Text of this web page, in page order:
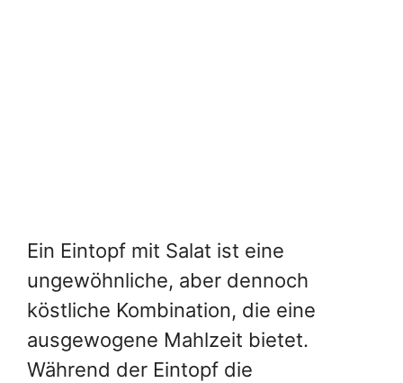
Ein Eintopf mit Salat ist eine
ungewöhnliche, aber dennoch
köstliche Kombination, die eine
ausgewogene Mahlzeit bietet.
Während der Eintopf die